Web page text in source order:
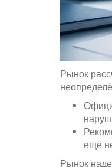
Рынок
ещё
Рынок